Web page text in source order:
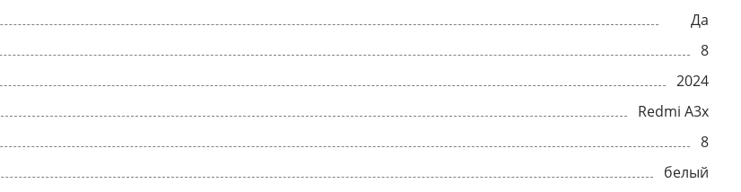
Да
8
2024
Redmi A3x
8
белый